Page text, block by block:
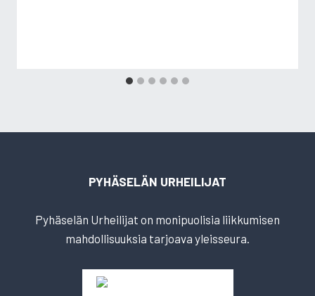
PYHÄSELÄN URHEILIJAT
Pyhäselän Urheilijat on monipuolisia liikkumisen
mahdollisuuksia tarjoava yleisseura.